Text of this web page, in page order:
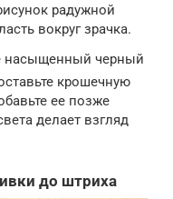
радужной
вокруг зрачка.
насыщенный черный
крошечную
ее позже
делает взгляд
до штриха